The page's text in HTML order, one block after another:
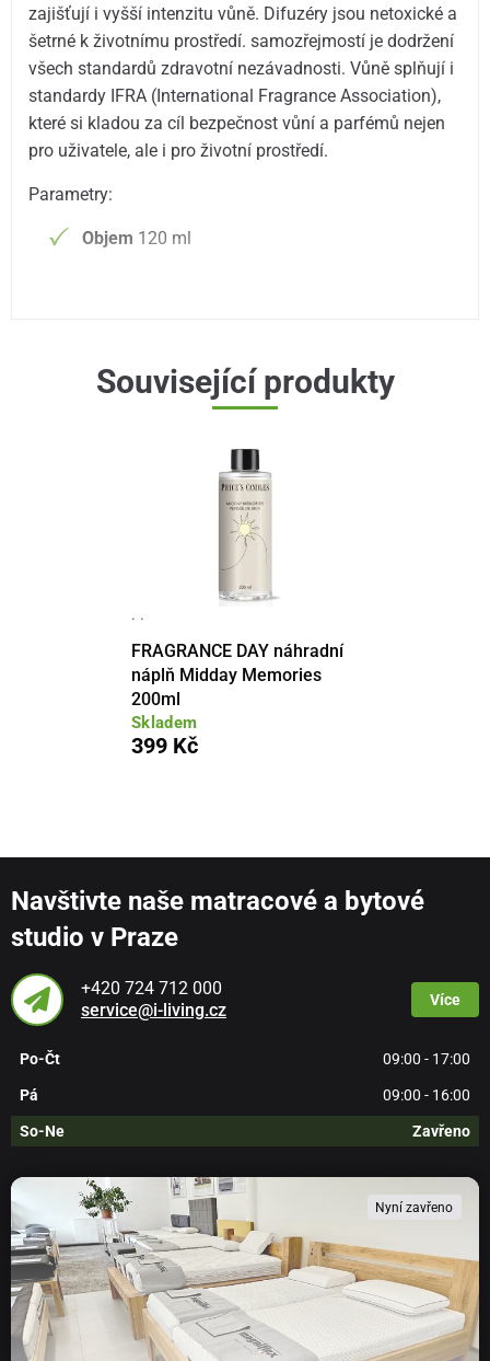
zajišťují i vyšší intenzitu vůně. Difuzéry jsou netoxické a
šetrné k životnímu prostředí. samozřejmostí je dodržení
všech standardů zdravotní nezávadnosti. Vůně splňují i
standardy IFRA (International Fragrance Association),
které si kladou za cíl bezpečnost vůní a parfémů nejen
pro uživatele, ale i pro životní prostředí.
Parametry:
Objem 120 ml
Související produkty
· ·
FRAGRANCE DAY náhradní
náplň Midday Memories
200ml
Skladem
399 Kč
Navštivte naše matracové a bytové
studio v Praze
+420 724 712 000
service@i-living.cz
Více
Po-Čt 09:00 - 17:00
Pá 09:00 - 16:00
So-Ne Zavřeno
Nyní zavřeno